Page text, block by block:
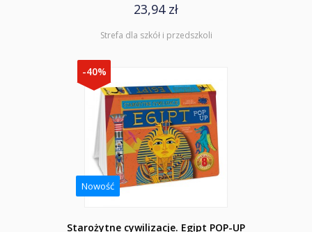
23,94 zł
Strefa dla szkół i przedszkoli
-40%
Nowość
Starożytne cywilizacje. Egipt POP-UP